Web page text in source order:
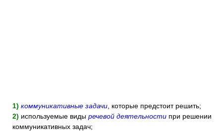
1) коммуникативные задачи , которые предстоит решить;
2) используемые виды речевой деятельности при решении
коммуникативных задач;